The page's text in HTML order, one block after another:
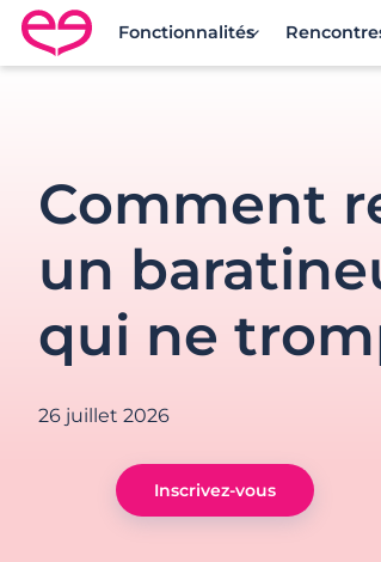
Rencontre en France avec Meetic
Fonctionnalités
Comment
un
qui ne
26 juillet 2026
Inscrivez-vous